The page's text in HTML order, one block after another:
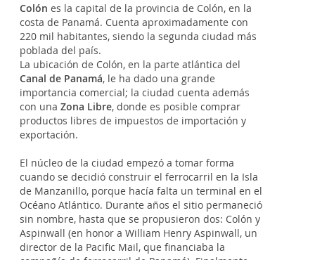
Colón es la capital de la provincia de Colón, en la
costa de Panamá. Cuenta aproximadamente con
220 mil habitantes, siendo la segunda ciudad más
poblada del país.
La ubicación de Colón, en la parte atlántica del
Canal de Panamá, le ha dado una grande
importancia comercial; la ciudad cuenta además
con una Zona Libre, donde es posible comprar
productos libres de impuestos de importación y
exportación.
El núcleo de la ciudad empezó a tomar forma
cuando se decidió construir el ferrocarril en la Isla
de Manzanillo, porque hacía falta un terminal en el
Océano Atlántico. Durante años el sitio permaneció
sin nombre, hasta que se propusieron dos: Colón y
Aspinwall (en honor a William Henry Aspinwall, un
director de la Pacific Mail, que financiaba la